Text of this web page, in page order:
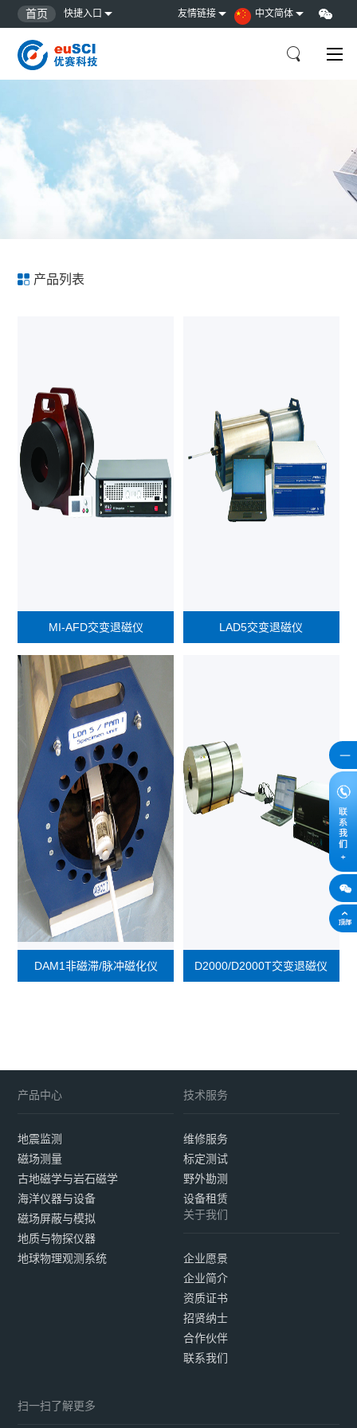
首页 快捷入口 友情链接 中文简体
产品列表
MI-AFD交变退磁仪 LAD5交变退磁仪
DAM1非磁滞/脉冲磁化仪 D2000/D2000T交变退磁仪
产品中心
地震监测
磁场测量
古地磁学与岩石磁学
海洋仪器与设备
磁场屏蔽与模拟
地质与物探仪器
地球物理观测系统
技术服务
维修服务
标定测试
野外勘测
设备租赁
关于我们
企业愿景
企业简介
资质证书
招贤纳士
合作伙伴
联系我们
扫一扫了解更多